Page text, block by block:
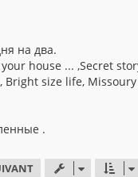
на два.
house ... ,Secret
size life,
.